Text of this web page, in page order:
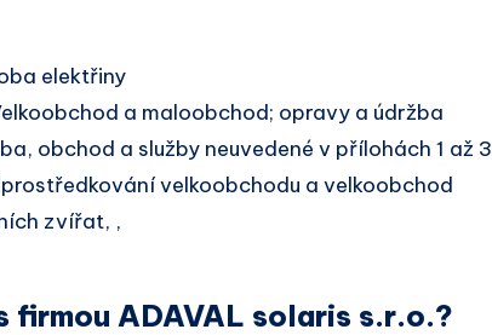
elektřiny
a maloobchod; opravy a údržba
obchod a služby neuvedené v přílohách 1 až 3
velkoobchodu a velkoobchod
zvířat, ,
firmou ADAVAL solaris s.r.o.?